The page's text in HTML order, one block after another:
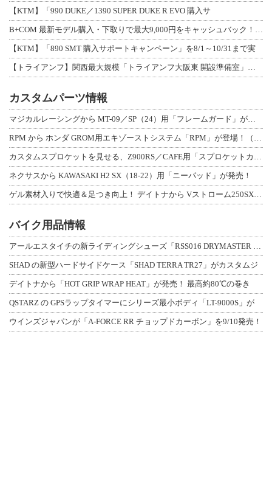
【KTM】「990 DUKE／1390 SUPER DUKE R EVO 購入サ
【KTM】「890 SMT 購入サポートキャンペーン」を8/1～10/31まで実
カスタムパーツ情報
ネクサスから KAWASAKI H2 SX（18-22）用「ニーパッド」が発売！
バイク用品情報
SHAD の新型ハードサイドケース「SHAD TERRA TR27」がカスタムジ
デイトナから「HOT GRIP WRAP HEAT」が発売！ 最高約80℃の巻き
QSTARZ の GPSラップタイマーにシリーズ最小ボディ「LT-9000S」が
ウインズジャパンが「A-FORCE RR チョップドカーボン」を9/10発売！